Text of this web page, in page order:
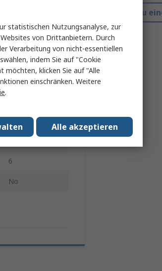
Zu
Ratsche
Bi-Material
Birne
Vierkant
6
No
statistischen Nutzungsanalyse, zur
von Drittanbietern. Durch
Verarbeitung von nicht-essentiellen
indem Sie auf "Cookie
möchten, klicken Sie auf "Alle
einschränken. Weitere
.
Alle akzeptieren